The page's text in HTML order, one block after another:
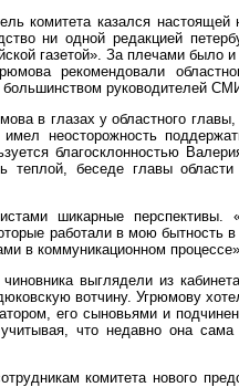
комитета казался
ни одной редакцией
газетой». За плечами было
рекомендовали
руководителей
в глазах у областного
неосторожность
благосклонностью
теплой, беседе главы
шикарные
работали в мою бытность
в коммуникационном
выглядели из
вотчину. Угрюмову
его сыновьями и
что недавно она
комитета нового